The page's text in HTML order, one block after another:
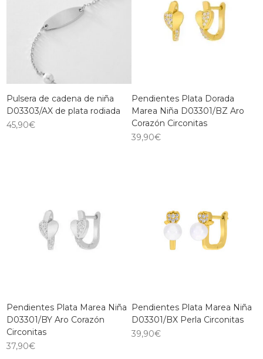
Pulsera de cadena de niña
D03303/AX de plata rodiada
45,90€
Pendientes Plata Dorada
Marea Niña D03301/BZ Aro
Corazón Circonitas
39,90€
Pendientes Plata Marea Niña
D03301/BY Aro Corazón
Circonitas
37,90€
Pendientes Plata Marea Niña
D03301/BX Perla Circonitas
39,90€